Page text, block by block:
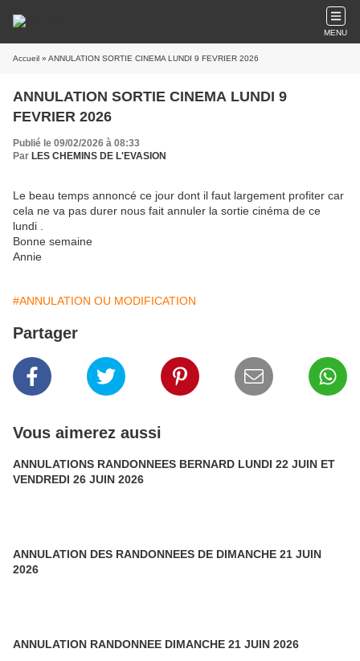
MENU
Accueil » ANNULATION SORTIE CINEMA LUNDI 9 FEVRIER 2026
ANNULATION SORTIE CINEMA LUNDI 9
FEVRIER 2026
Publié le 09/02/2026 à 08:33
Par LES CHEMINS DE L'EVASION
Le beau temps annoncé ce jour dont il faut largement profiter car
cela ne va pas durer nous fait annuler la sortie cinéma de ce
lundi .
Bonne semaine
Annie
#ANNULATION OU MODIFICATION
Partager
Vous aimerez aussi
ANNULATIONS RANDONNEES BERNARD LUNDI 22 JUIN ET
VENDREDI 26 JUIN 2026
ANNULATION DES RANDONNEES DE DIMANCHE 21 JUIN
2026
ANNULATION RANDONNEE DIMANCHE 21 JUIN 2026